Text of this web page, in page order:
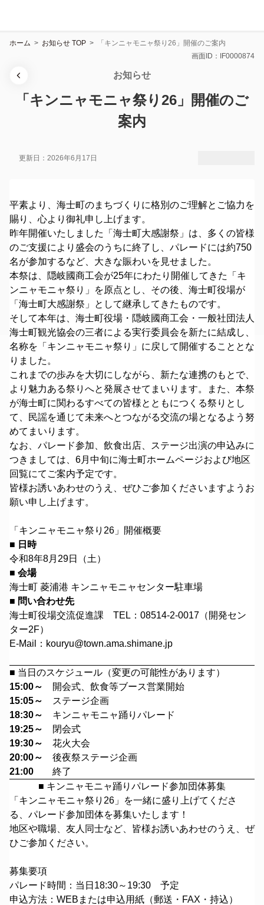
ホーム > お知らせ TOP >
「キンニャモニャ祭り26」開催のご案内
画面ID：IF0000874
お知らせ
「キンニャモニャ祭り26」開催のご
案内
更新日：2026年6月17日
平素より、海士町のまちづくりに格別のご理解とご協力を
賜り、心より御礼申し上げます。
昨年開催いたしました「海士町大感謝祭」は、多くの皆様
のご支援により盛会のうちに終了し、パレードには約750
名が参加するなど、大きな賑わいを見せました。
本祭は、隠岐國商工会が25年にわたり開催してきた「キ
ンニャモニャ祭り」を原点とし、その後、海士町役場が
「海士町大感謝祭」として継承してきたものです。
そして本年は、海士町役場・隠岐國商工会・一般社団法人
海士町観光協会の三者による実行委員会を新たに結成し、
名称を「キンニャモニャ祭り」に戻して開催することとな
りました。
これまでの歩みを大切にしながら、新たな連携のもとで、
より魅力ある祭りへと発展させてまいります。また、本祭
が海士町に関わるすべての皆様とともにつくる祭りとし
て、民謡を通じて未来へとつながる交流の場となるよう努
めてまいります。
なお、パレード参加、飲食出店、ステージ出演の申込みに
つきましては、6月中旬に海士町ホームページおよび地区
回覧にてご案内予定です。
皆様お誘いあわせのうえ、ぜひご参加くださいますようお
願い申し上げます。
「キンニャモニャ祭り26」開催概要
■ 日時
令和8年8月29日（土）
■ 会場
海士町 菱浦港 キンニャモニャセンター駐車場
■ 問い合わせ先
海士町役場交流促進課 TEL：08514-2-0017（開発セン
ター2F）
E-Mail：kouryu@town.ama.shimane.jp
■ 当日のスケジュール（変更の可能性があります）
15:00～
開会式、飲食等ブース営業開始
15:05～
ステージ企画
18:30～
キンニャモニャ踊りパレード
19:25～
閉会式
19:30～
花火大会
20:00～
後夜祭ステージ企画
21:00 終了
■ キンニャモニャ踊りパレード参加団体募集
「キンニャモニャ祭り26」を一緒に盛り上げてくださ
る、パレード参加団体を募集いたします！
地区や職場、友人同士など、皆様お誘いあわせのうえ、ぜ
ひご参加ください。
募集要項
パレード時間：当日18:30～19:30 予定
申込方法：WEBまたは申込用紙（郵送・FAX・持込）